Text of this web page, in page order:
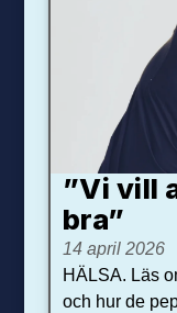
”Vi vill
bra”
14 april 2026
HÄLSA. Läs
och hur de